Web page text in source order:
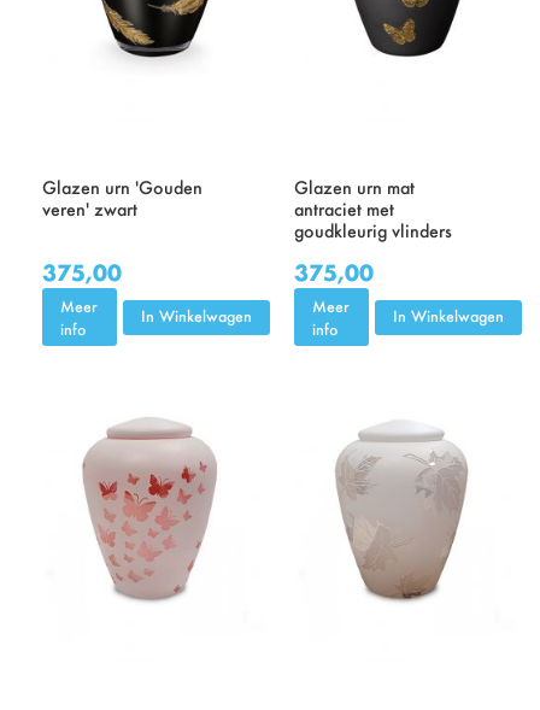
Glazen urn 'Gouden
veren' zwart
375,00
Meer
info
In Winkelwagen
Glazen urn mat
antraciet met
goudkleurig vlinders
375,00
Meer
info
In Winkelwagen